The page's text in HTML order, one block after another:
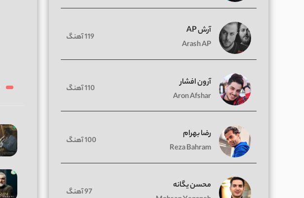
آرش AP
Arash AP
119 آهنگ
آرون افشار
Aron Afshar
110 آهنگ
رضا بهرام
Reza Bahram
100 آهنگ
محسن یگانه
97 آهنگ